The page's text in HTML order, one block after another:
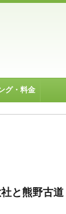
グ・料金
と熊野古道